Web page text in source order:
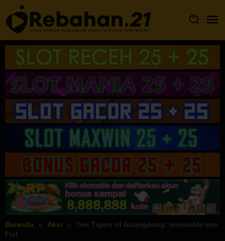
Loncat
ke
konten
Beranda Aksi
Ten Tigers of Guangdong: Invincible Iron
Fist